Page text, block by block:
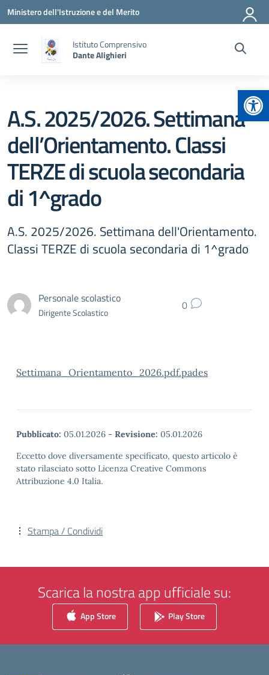
Vai ai contenuti
Vai al menu di navigazione
Vai al footer
Ministero dell'Istruzione e del Merito
Istituto Comprensivo
Dante Alighieri
A.S. 2025/2026. Settimana
dell’Orientamento. Classi
TERZE di scuola secondaria
di 1^grado
A.S. 2025/2026. Settimana dell'Orientamento.
Classi TERZE di scuola secondaria di 1^grado
Personale scolastico
Dirigente Scolastico 0
Settimana_Orientamento_2026.pdf.pades
Pubblicato: 05.01.2026 - Revisione: 05.01.2026
Eccetto dove diversamente specificato, questo articolo è
stato rilasciato sotto Licenza Creative Commons
Attribuzione 4.0 Italia.
Stampa / Condividi
Scarica la nostra app ufficiale su:
App Store Play Store